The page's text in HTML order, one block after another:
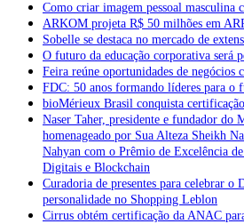
Como criar imagem pessoal masculina
ARKOM projeta R$ 50 milhões em
Sobelle se destaca no mercado de
O futuro da educação corporativa será
Feira reúne oportunidades de negócios
FDC: 50 anos formando líderes para o
bioMérieux Brasil conquista
Naser Taher, presidente e fundador do
homenageado por Sua Alteza Sheikh
Nahyan com o Prêmio de Excelência
Digitais e Blockchain
Curadoria de presentes para celebrar o
personalidade no Shopping Leblon
Cirrus obtém certificação da ANAC